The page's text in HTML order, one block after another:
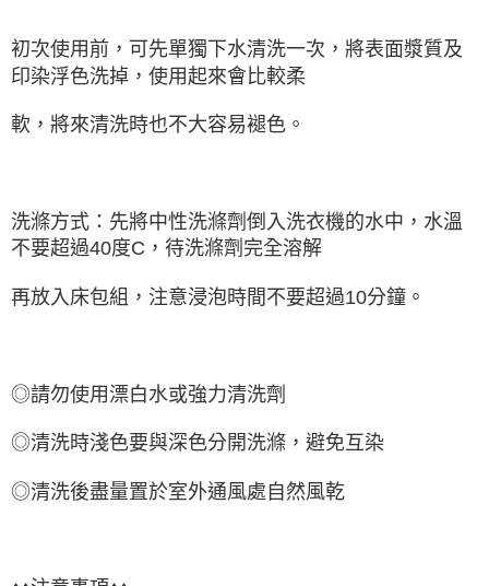
初次使用前，可先單獨下水清洗一次，將表面漿質及
印染浮色洗掉，使用起來會比較柔
軟，將來清洗時也不大容易褪色。
洗滌方式：先將中性洗滌劑倒入洗衣機的水中，水溫
不要超過40度C，待洗滌劑完全溶解
再放入床包組，注意浸泡時間不要超過10分鐘。
◎請勿使用漂白水或強力清洗劑
◎清洗時淺色要與深色分開洗滌，避免互染
◎清洗後盡量置於室外通風處自然風乾